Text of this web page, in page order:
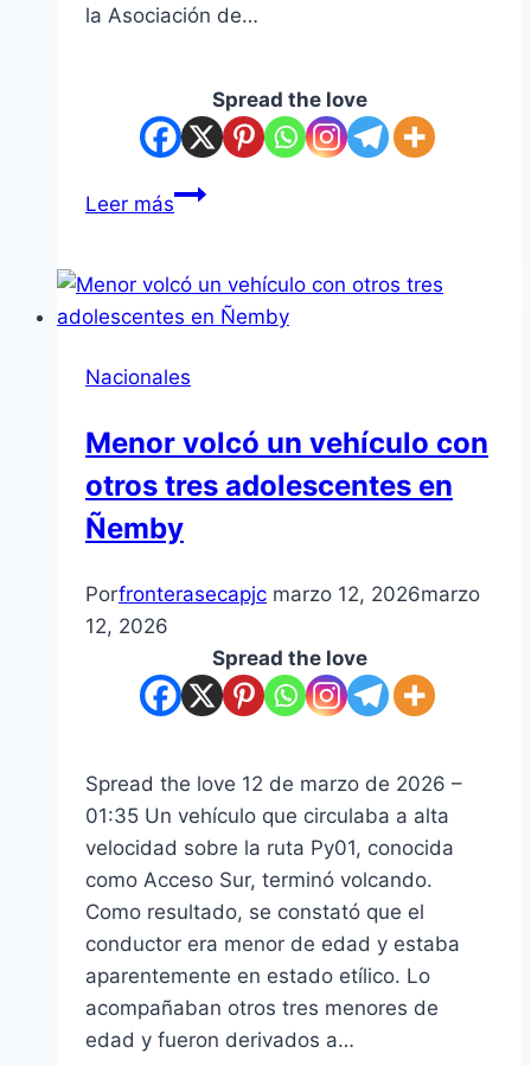
la Asociación de…
Spread the love
Leer másMuseo
La
Victoria”:
entre
incalculable
y
de
única
Nacionales
Menor volcó un vehículo con
otros tres adolescentes en
Ñemby
Porfronterasecapjc marzo 12, 2026marzo
12, 2026
Spread the love
Spread the love 12 de marzo de 2026 –
01:35 Un vehículo que circulaba a alta
velocidad sobre la ruta Py01, conocida
como Acceso Sur, terminó volcando.
Como resultado, se constató que el
conductor era menor de edad y estaba
aparentemente en estado etílico. Lo
acompañaban otros tres menores de
edad y fueron derivados a…